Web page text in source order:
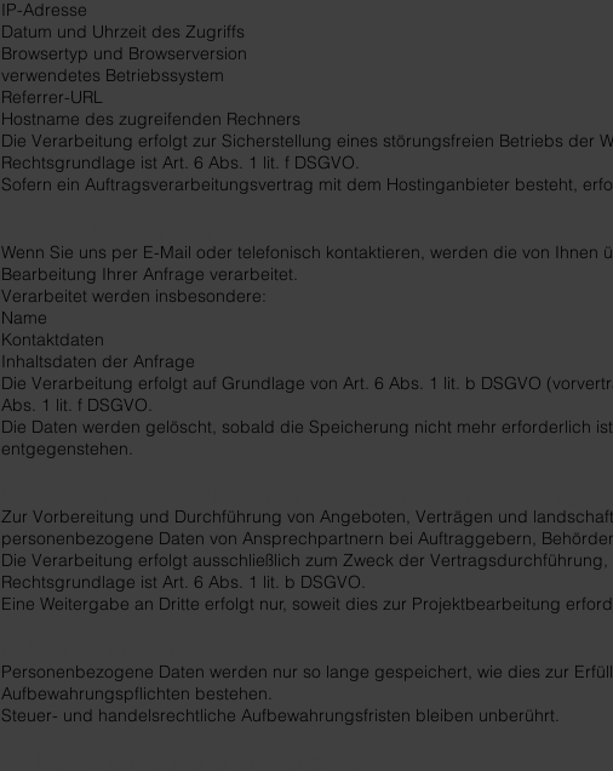
IP-Adresse
Datum und Uhrzeit des Zugriffs
Browsertyp und Browserversion
verwendetes Betriebssystem
Referrer-URL
Hostname des zugreifenden Rechners
Die Verarbeitung erfolgt zur Sicherstellung eines störungsfreien Betriebs der
Rechtsgrundlage ist Art. 6 Abs. 1 lit. f DSGVO.
Sofern ein Auftragsverarbeitungsvertrag mit dem Hostinganbieter besteht,
Wenn Sie uns per E-Mail oder telefonisch kontaktieren, werden die von
Bearbeitung Ihrer Anfrage verarbeitet.
Verarbeitet werden insbesondere:
Name
Kontaktdaten
Inhaltsdaten der Anfrage
Die Verarbeitung erfolgt auf Grundlage von Art. 6 Abs. 1 lit. b DSGVO
Abs. 1 lit. f DSGVO.
Die Daten werden gelöscht, sobald die Speicherung nicht mehr erforderlich
entgegenstehen.
Zur Vorbereitung und Durchführung von Angeboten, Verträgen und
personenbezogene Daten von Ansprechpartnern bei Auftraggebern,
Die Verarbeitung erfolgt ausschließlich zum Zweck der
Rechtsgrundlage ist Art. 6 Abs. 1 lit. b DSGVO.
Eine Weitergabe an Dritte erfolgt nur, soweit dies zur Projektbearbeitung
Personenbezogene Daten werden nur so lange gespeichert, wie dies zur
Aufbewahrungspflichten bestehen.
Steuer- und handelsrechtliche Aufbewahrungsfristen bleiben unberührt.